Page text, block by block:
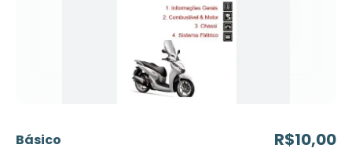
básico R$10,00